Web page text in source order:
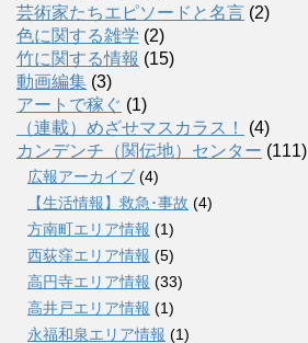
芸術家たちエピソードと名言 (2)
色に関する雑学 (2)
竹に関する情報 (15)
動画編集 (3)
アートで稼ぐ (1)
（連載）めざせマスカラス！
(4)
カンデンチ（関伝地）センター (111)
広報アーカイブ (4)
【生活情報】救急･事故 (4)
方南町エリア情報 (1)
西荻窪エリア情報 (5)
高円寺エリア情報 (33)
高井戸エリア情報 (1)
永福和泉エリア情報 (1)